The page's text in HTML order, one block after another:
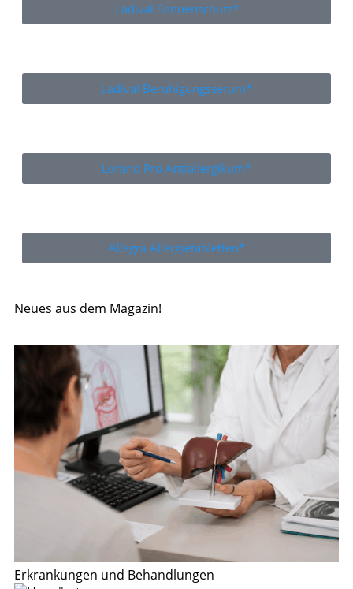
Ladival Sonnenschutz*
Ladival Beruhigungsserum*
Lorano Pro Antiallergikum*
Allegra Allergietabletten*
Neues aus dem Magazin!
Erkrankungen und Behandlungen